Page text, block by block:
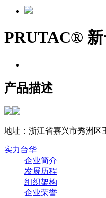
PRUTAC®
产品描述
地址：浙江省嘉兴市秀洲区
实力台华
企业简介
发展历程
组织架构
企业荣誉